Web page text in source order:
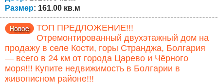
Размер: 161.00 кв.м
ТОП ПРЕДЛОЖЕНИЕ!!!
Отремонтированный двухэтажный дом на
продажу в селе Кости, горы Странджа, Болгария
— всего в 24 км от города Царево и Чёрного
моря!!! Купите недвижимость в Болгарии в
живописном районе!!!